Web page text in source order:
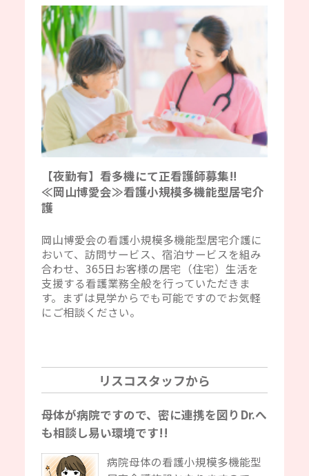
【夜勤有】看多機にて正看護師募集‼
≪岡山博愛会≫看護小規模多機能型居宅介
護
岡山博愛会の看護小規模多機能型居宅介護に
おいて、訪問サービス、宿泊サービスを組み
合わせ、365日お客様の居宅（住宅）生活を
支援する看護業務全般を行っていただきま
す。まずは見学からでも可能ですのでお気軽
にご相談ください。
リスコスタッフから
母体が病院ですので、密に連携を図りDr.へ
も相談し易い環境です!!
病院母体の看護小規模多機能型